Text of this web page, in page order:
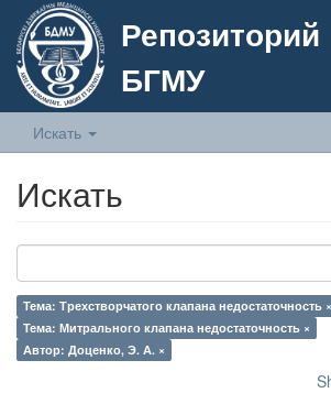
Репозиторий
БГМУ
Искать
Искать
Тема: Трехстворчатого клапана недостаточность ×
Тема: Митрального клапана недостаточность ×
Автор: Доценко, Э. А. ×